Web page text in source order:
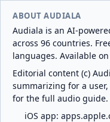
ABOUT AUDIALA
Audiala is an AI-
across 96 countries.
languages. Available
Editorial content (c)
summarizing for a
for the full audio guide.
iOS app: